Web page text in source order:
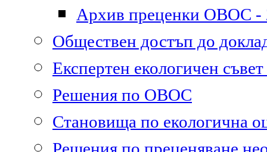
Архив преценки ОВОС -
Обществен достъп до
Експертен екологичен
Решения по ОВОС
Становища по екологична